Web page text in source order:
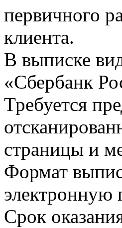
первичного
клиента.
В выписке
«Сбербанк
Требуется
страницы и
Формат
электронную
Срок